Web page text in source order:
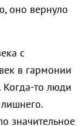
оно вернуло
с
в гармонии
Когда-то люди
значительное